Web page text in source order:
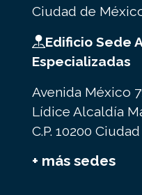
Ciudad de
Edificio Sede
Especializadas
Avenida México
Lídice Alcaldía
C.P. 10200
+ más sedes